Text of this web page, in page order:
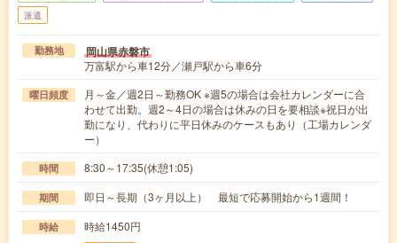
派遣
勤務地 岡山県赤磐市
万富駅から車12分／瀬戸駅から車6分
曜日頻度
月～金／週2日～勤務OK ※週5の場合は会社カレンダーに合
わせて出勤。週2～4日の場合は休みの日を要相談※祝日が出
勤になり、代わりに平日休みのケースもあり（工場カレンダ
ー）
時間 8:30～17:35(休憩1:05)
期間 即日～長期（3ヶ月以上） 最短で応募開始から1週間！
時給 時給1450円